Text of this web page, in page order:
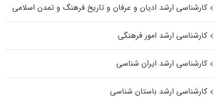
کارشناسی ارشد ادیان و عرفان و تاریخ فرهنگ و تمدن اسلامی
کارشناسی ارشد امور فرهنگی
کارشناسی ارشد ایران شناسی
کارشناسی ارشد باستان شناسی